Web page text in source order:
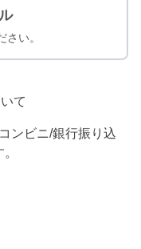
い。
て
ンビニ/銀行振り込